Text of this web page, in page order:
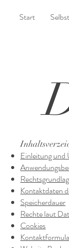
Start
Einleitung und
Kontaktdaten
Speicherdauer
Rechte laut
Cookies